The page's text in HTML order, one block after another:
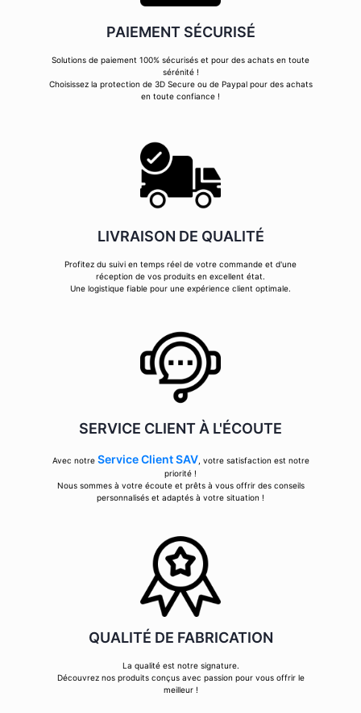
PAIEMENT SÉCURISÉ
Solutions de paiement 100% sécurisés et pour des achats en toute
sérénité !
Choisissez la protection de 3D Secure ou de Paypal pour des achats
en toute confiance !
LIVRAISON DE QUALITÉ
Profitez du suivi en temps réel de votre commande et d'une
réception de vos produits en excellent état.
Une logistique fiable pour une expérience client optimale.
SERVICE CLIENT À L'ÉCOUTE
Avec notre Service Client SAV, votre satisfaction est notre
priorité !
Nous sommes à votre écoute et prêts à vous offrir des conseils
personnalisés et adaptés à votre situation !
QUALITÉ DE FABRICATION
La qualité est notre signature.
Découvrez nos produits conçus avec passion pour vous offrir le
meilleur !